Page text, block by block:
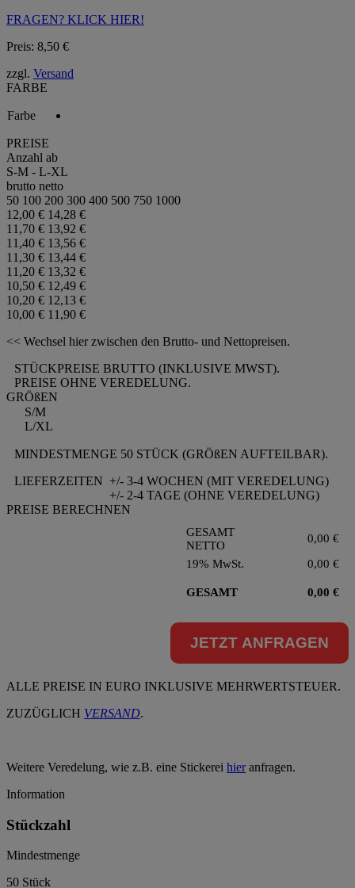
FRAGEN? KLICK HIER!
Preis: 8,50 €
zzgl. Versand
FARBE
Farbe
PREISE
Anzahl ab
S-M - L-XL
brutto netto
50 100 200 300 400 500 750 1000
12,00 € 14,28 €
11,70 € 13,92 €
11,40 € 13,56 €
11,30 € 13,44 €
11,20 € 13,32 €
10,50 € 12,49 €
10,20 € 12,13 €
10,00 € 11,90 €
<< Wechsel hier zwischen den Brutto- und Nettopreisen.
STÜCKPREISE BRUTTO (INKLUSIVE MWST).
PREISE OHNE VEREDELUNG.
GRÖßEN
S/M
L/XL
MINDESTMENGE 50 STÜCK (GRÖßEN AUFTEILBAR).
LIEFERZEITEN +/- 3-4 WOCHEN (MIT VEREDELUNG)
+/- 2-4 TAGE (OHNE VEREDELUNG)
PREISE BERECHNEN
GESAMT
NETTO
0,00 €
19% MwSt.
0,00 €
GESAMT 0,00 €
JETZT ANFRAGEN
ALLE PREISE IN EURO INKLUSIVE MEHRWERTSTEUER.
ZUZÜGLICH VERSAND.
Weitere Veredelung, wie z.B. eine Stickerei hieranfragen.
Information
Stückzahl
Mindestmenge
50 Stück